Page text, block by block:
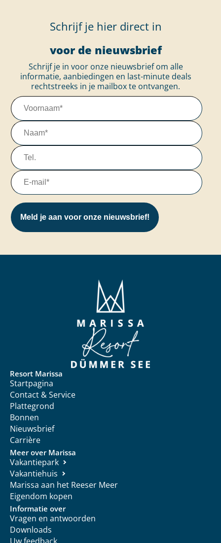
Schrijf je hier direct in
voor de nieuwsbrief
Schrijf je in voor onze nieuwsbrief om alle
informatie, aanbiedingen en last-minute deals
rechtstreeks in je mailbox te ontvangen.
Meld je aan voor onze nieuwsbrief!
Resort Marissa
Startpagina
Contact & Service
Plattegrond
Bonnen
Nieuwsbrief
Carrière
Meer over Marissa
Vakantiepark
Vakantiehuis
Marissa aan het Reeser Meer
Eigendom kopen
Informatie over
Vragen en antwoorden
Downloads
Uw feedback